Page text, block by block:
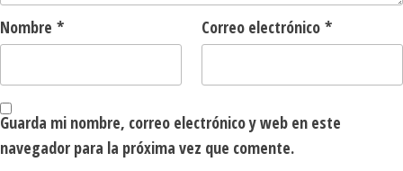
Nombre * Correo electrónico *
Guarda mi nombre, correo electrónico y web en este
navegador para la próxima vez que comente.